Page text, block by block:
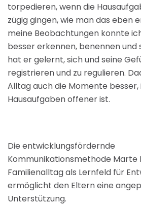
torpedieren, wenn die
zügig gingen, wie man das eben
meine Beobachtungen konnte
besser erkennen, benennen und
hat er gelernt, sich und seine
registrieren und zu regulieren.
Alltag auch die Momente besser,
Hausaufgaben offener ist.
Die entwicklungsfördernde
Kommunikationsmethode Marte
Familienalltag als Lernfeld für
ermöglicht den Eltern eine
Unterstützung.